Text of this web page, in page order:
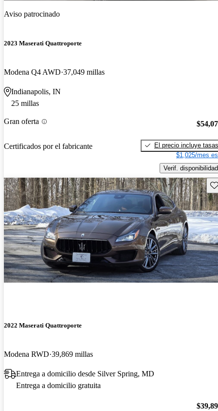
Aviso patrocinado
2023 Maserati Quattroporte
Modena Q4 AWD 37,049 millas
Indianapolis, IN
25 millas
Gran oferta
Certificados por el fabricante
El precio incluye tasas
$1,025/mes
Verif. disponibilidad
2022 Maserati Quattroporte
Modena RWD 39,869 millas
Entrega a domicilio desde Silver Spring, MD
Entrega a domicilio gratuita